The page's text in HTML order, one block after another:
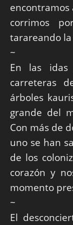
corrimos
tarareando
~
En las idas
carreteras
árboles
grande del
Con más de
uno se han
de los
corazón y
momento
~
El